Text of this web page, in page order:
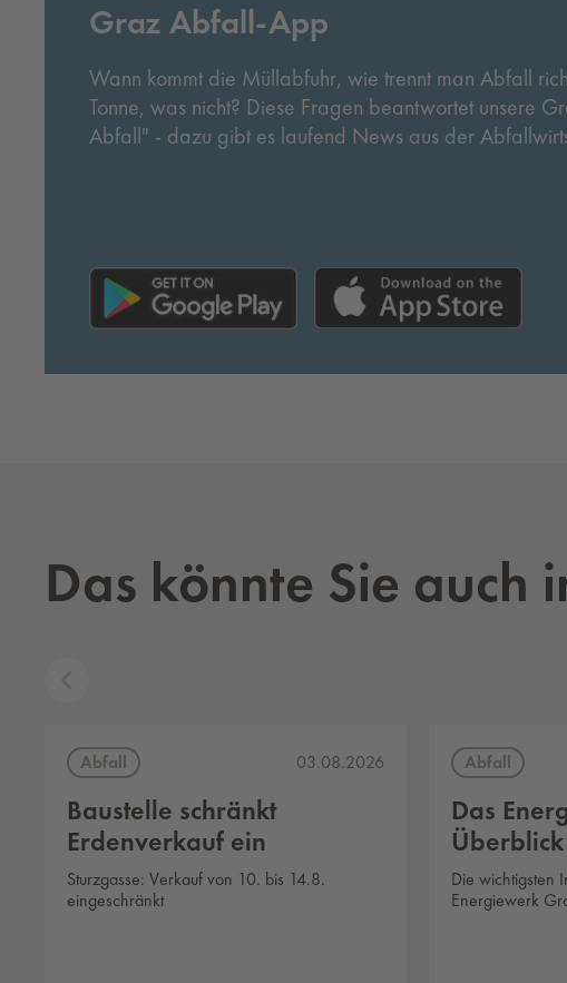
Graz Abfall-App
Wann kommt die Müllabfuhr, wie trennt man Abfall
Tonne, was nicht? Diese Fragen beantwortet unsere
Abfall" - dazu gibt es laufend News aus der
Das könnte Sie auch
Abfall 03.08.2026
Baustelle schränkt
Erdenverkauf ein
Sturzgasse: Verkauf von 10. bis 14.8.
eingeschränkt
Abfall
Das
Überblick
Die wichtigsten
Energiewerk